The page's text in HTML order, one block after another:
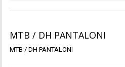
IT 46
IT 48
MTB / DH PANTALONI
MTB / DH PANTALONI